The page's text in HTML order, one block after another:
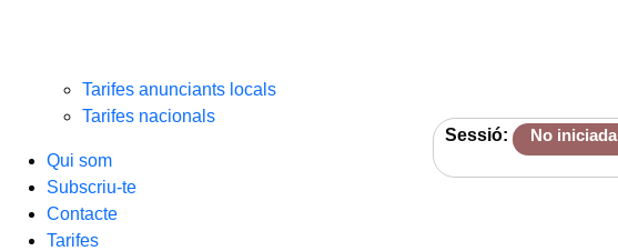
Tarifes anunciants locals
Tarifes nacionals
Qui som
Subscriu-te
Contacte
Tarifes
Sessió: No iniciada